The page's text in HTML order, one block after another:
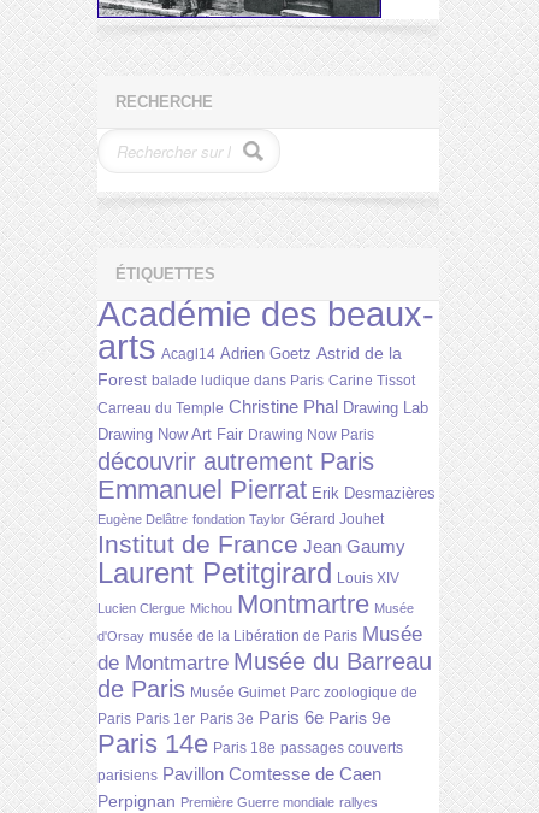
RECHERCHE
ÉTIQUETTES
Académie des beaux-
arts Acagl14 Adrien Goetz Astrid de la
Forest balade ludique dans Paris Carine Tissot
Carreau du Temple Christine Phal Drawing Lab
Drawing Now Art Fair Drawing Now Paris
découvrir autrement Paris
Emmanuel Pierrat Erik Desmazières
Eugène Delâtre fondation Taylor Gérard Jouhet
Institut de France Jean Gaumy
Laurent Petitgirard Louis XIV
Lucien Clergue Michou Montmartre Musée
d'Orsay musée de la Libération de Paris Musée
de Montmartre Musée du Barreau
de Paris Musée Guimet Parc zoologique de
Paris Paris 1er Paris 3e Paris 6e Paris 9e
Paris 14e Paris 18e passages couverts
parisiens Pavillon Comtesse de Caen
Perpignan Première Guerre mondiale rallyes